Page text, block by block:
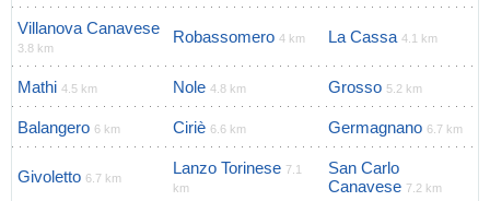
Villanova Canavese
3.8 km
Robassomero 4 km La Cassa 4.1 km
Mathi 4.5 km Nole 4.8 km Grosso 5.2 km
Balangero 6 km Ciriè 6.6 km Germagnano 6.7 km
Givoletto 6.7 km
Lanzo Torinese 7.1
km
San Carlo
Canavese 7.2 km